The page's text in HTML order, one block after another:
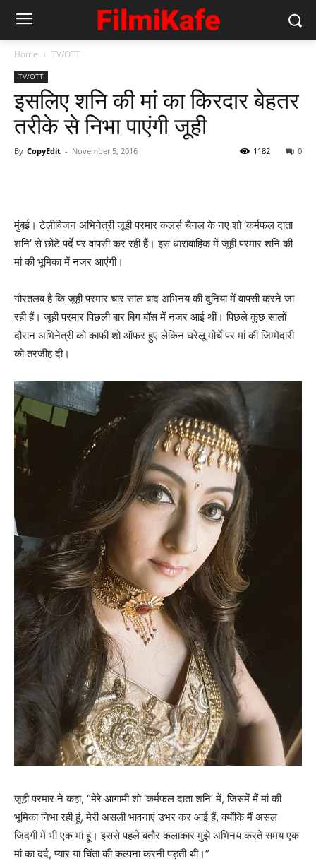
Home TV/OTT
TV/OTT
इसलिए शनि की मां का किरदार बेहतर
तरीके से निभा पाएंगी जूही
By CopyEdit - November 5, 2016 0
1182
मुंबई। टेलीविजन अभिनेत्री जूही परमार कलर्स चैनल के नए शो ‘कर्मफल दाता
शनि’ से छोटे पर्दे पर वापसी कर रही हैं। इस धारावाहिक में जूही परमार शनि की
मां की भूमिका में नजर आएंगी।
गौरतलब है कि जूही परमार चार साल बाद अभिनय की दुनिया में वापसी करने जा
रही हैं। जूही परमार पिछली बार बिग बॉस में नजर आई थीं। पिछले कुछ सालों
दौरान अभिनेत्री को काफी शो ऑफर हुए लेकिन घरेलू मोर्चे पर मां की जिम्‍मेदारी
को तरजीह दी।
जूही परमार ने कहा, “मेरे आगामी शो ‘कर्मफल दाता शनि’ में, जिसमें मैं मां की
भूमिका निभा रही हूं, मेरी असली भावनाएं उभर कर आई हैं, क्योंकि मैं असल
जिंदगी में भी एक मां हूं। इससे पहले बतौर कलाकार मुझे अभिनय करते समय एक
मां का दर्द, प्यार या चिंता की कल्पना करनी पड़ती थी।”